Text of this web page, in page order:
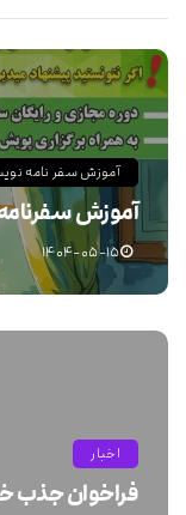
آموزش سفر نامه
آموزش
۱۴۰۴-۰۵-۱۵
اخبار
فراخوان جذب